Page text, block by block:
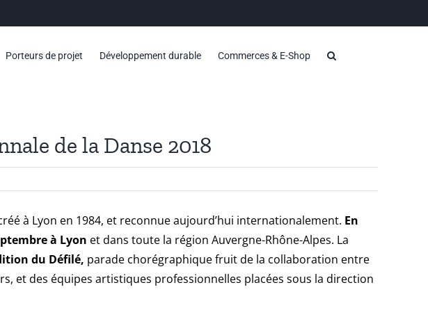
Porteurs de projet Développement durable Commerces & E-Shop
de la Danse 2018
à Lyon en 1984, et reconnue aujourd’hui internationalement. En
à Lyon et dans toute la région Auvergne-Rhône-Alpes. La
du Défilé, parade chorégraphique fruit de la collaboration entre
et des équipes artistiques professionnelles placées sous la direction